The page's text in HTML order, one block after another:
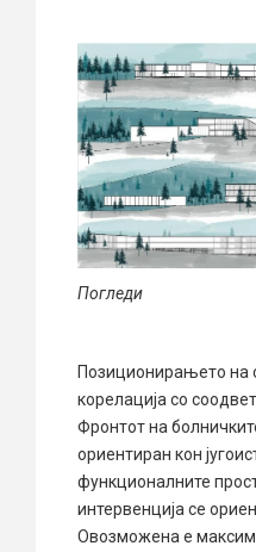
Погледи
Позиционирањето на
корелација со
Фронтот на
ориентиран кон
функционалните
интервенција се
Овозможена е